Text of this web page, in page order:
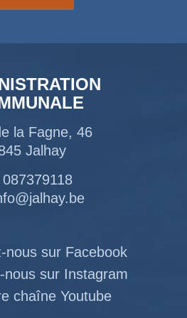
la Fagne, 46
Jalhay
087379118
nous sur Facebook
nous sur Instagram
chaîne Youtube